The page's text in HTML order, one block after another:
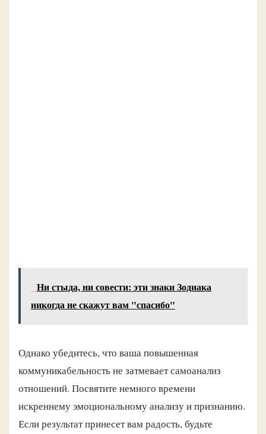
Ни стыда, ни совести: эти знаки Зодиака
никогда не скажут вам "спасибо"
Однако убедитесь, что ваша повышенная
коммуникабельность не затмевает самоанализ
отношений. Посвятите немного времени
искреннему эмоциональному анализу и признанию.
Если результат принесет вам радость, будьте